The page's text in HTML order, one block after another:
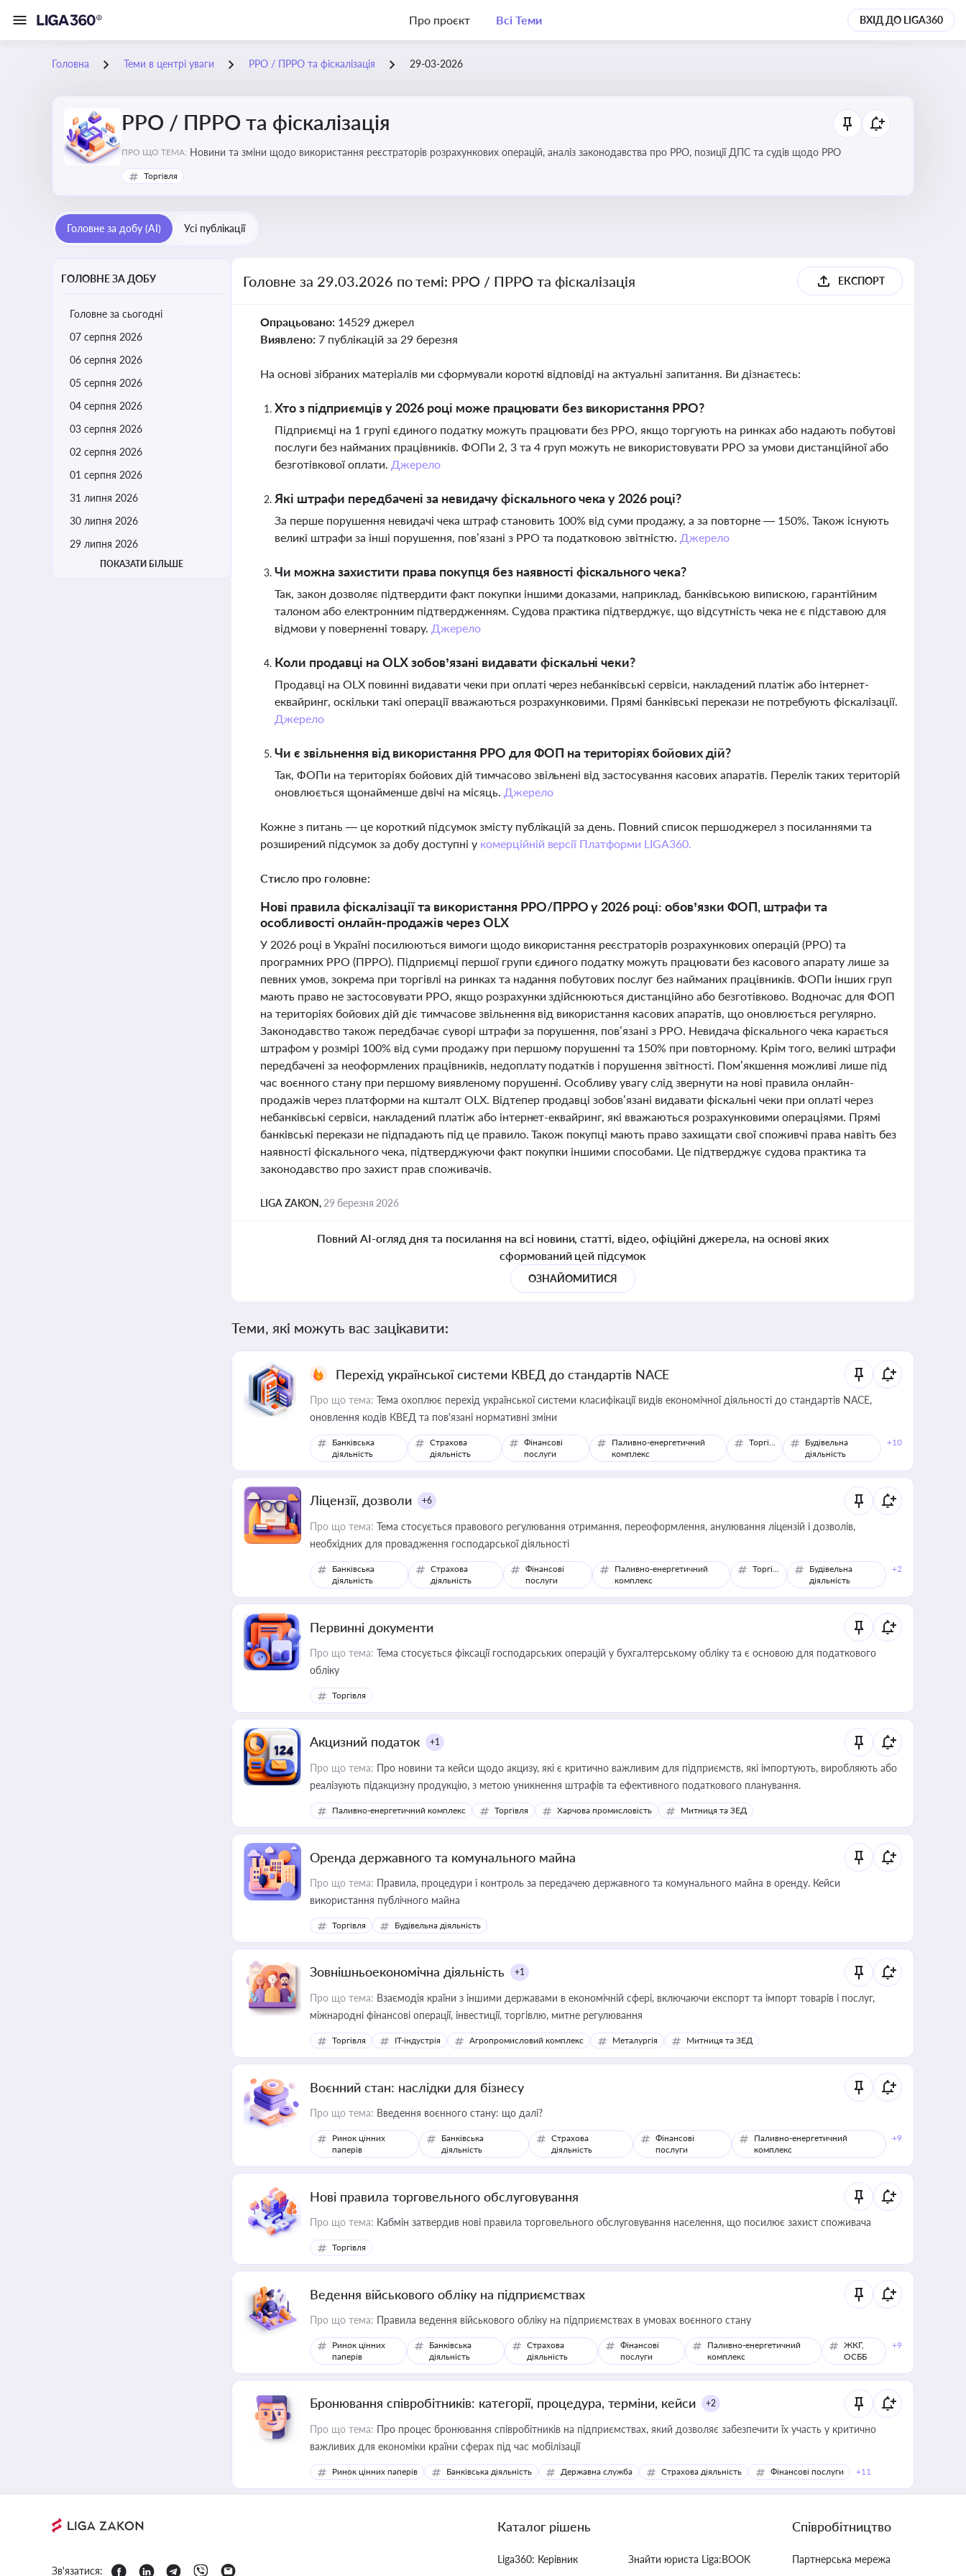
Про проєкт Всі Теми ВХІД ДО LIGA360
Головна Теми в центрі уваги РРО / ПРРО та фіскалізація 29-03-2026
РРО / ПРРО та фіскалізація
ПРО ЩО ТЕМА: Новини та зміни щодо використання реєстраторів розрахункових операцій, аналіз законодавства про РРО, позиції ДПС та судів щодо РРО
Торгівля
Головне за добу (AI) Усі публікації
ГОЛОВНЕ ЗА ДОБУ
Головне за сьогодні
07 серпня 2026
06 серпня 2026
05 серпня 2026
04 серпня 2026
03 серпня 2026
02 серпня 2026
01 серпня 2026
31 липня 2026
30 липня 2026
29 липня 2026
ПОКАЗАТИ БІЛЬШЕ
Головне за 29.03.2026 по темі: РРО / ПРРО та фіскалізація ЕКСПОРТ
Опрацьовано: 14529 джерел
Виявлено: 7 публікацій за 29 березня
На основі зібраних матеріалів ми сформували короткі відповіді на актуальні запитання. Ви дізнаєтесь:
Хто з підприємців у 2026 році може працювати без використання РРО?
Підприємці на 1 групі єдиного податку можуть працювати без РРО, якщо торгують на ринках або надають побутові
послуги без найманих працівників. ФОПи 2, 3 та 4 груп можуть не використовувати РРО за умови дистанційної або
безготівкової оплати. Джерело
Які штрафи передбачені за невидачу фіскального чека у 2026 році?
За перше порушення невидачі чека штраф становить 100% від суми продажу, а за повторне — 150%. Також існують
великі штрафи за інші порушення, пов’язані з РРО та податковою звітністю. Джерело
Чи можна захистити права покупця без наявності фіскального чека?
Так, закон дозволяє підтвердити факт покупки іншими доказами, наприклад, банківською випискою, гарантійним
талоном або електронним підтвердженням. Судова практика підтверджує, що відсутність чека не є підставою для
відмови у поверненні товару. Джерело
Коли продавці на OLX зобов’язані видавати фіскальні чеки?
Продавці на OLX повинні видавати чеки при оплаті через небанківські сервіси, накладений платіж або інтернет-
еквайринг, оскільки такі операції вважаються розрахунковими. Прямі банківські перекази не потребують фіскалізації.
Джерело
Чи є звільнення від використання РРО для ФОП на територіях бойових дій?
Так, ФОПи на територіях бойових дій тимчасово звільнені від застосування касових апаратів. Перелік таких територій
оновлюється щонайменше двічі на місяць. Джерело
Кожне з питань — це короткий підсумок змісту публікацій за день. Повний список першоджерел з посиланнями та
розширений підсумок за добу доступні у комерційній версії Платформи LIGA360.
Стисло про головне:
Нові правила фіскалізації та використання РРО/ПРРО у 2026 році: обов’язки ФОП, штрафи та
особливості онлайн-продажів через OLX
У 2026 році в Україні посилюються вимоги щодо використання реєстраторів розрахункових операцій (РРО) та
програмних РРО (ПРРО). Підприємці першої групи єдиного податку можуть працювати без касового апарату лише за
певних умов, зокрема при торгівлі на ринках та надання побутових послуг без найманих працівників. ФОПи інших груп
мають право не застосовувати РРО, якщо розрахунки здійснюються дистанційно або безготівково. Водночас для ФОП
на територіях бойових дій діє тимчасове звільнення від використання касових апаратів, що оновлюється регулярно.
Законодавство також передбачає суворі штрафи за порушення, пов’язані з РРО. Невидача фіскального чека карається
штрафом у розмірі 100% від суми продажу при першому порушенні та 150% при повторному. Крім того, великі штрафи
передбачені за неоформлених працівників, недоплату податків і порушення звітності. Пом’якшення можливі лише під
час воєнного стану при першому виявленому порушенні. Особливу увагу слід звернути на нові правила онлайн-
продажів через платформи на кшталт OLX. Відтепер продавці зобов’язані видавати фіскальні чеки при оплаті через
небанківські сервіси, накладений платіж або інтернет-еквайринг, які вважаються розрахунковими операціями. Прямі
банківські перекази не підпадають під це правило. Також покупці мають право захищати свої споживчі права навіть без
наявності фіскального чека, підтверджуючи факт покупки іншими способами. Це підтверджує судова практика та
законодавство про захист прав споживачів.
LIGA ZAKON, 29 березня 2026
Повний AI-огляд дня та посилання на всі новини, статті, відео, офіційні джерела, на основі яких
сформований цей підсумок
ОЗНАЙОМИТИСЯ
Теми, які можуть вас зацікавити:
Перехід української системи КВЕД до стандартів NACE
Про що тема: Тема охоплює перехід української системи класифікації видів економічної діяльності до стандартів NACE,
оновлення кодів КВЕД та пов'язані нормативні зміни
Банківська
діяльність
Страхова
діяльність
Фінансові
послуги
Паливно-енергетичний
комплекс
Торгівля
Будівельна
діяльність
+10
Ліцензії, дозволи +6
Про що тема: Тема стосується правового регулювання отримання, переоформлення, анулювання ліцензій і дозволів,
необхідних для провадження господарської діяльності
Банківська
діяльність
Страхова
діяльність
Фінансові
послуги
Паливно-енергетичний
комплекс
Торгівля
Будівельна
діяльність
+2
Первинні документи
Про що тема: Тема стосується фіксації господарських операцій у бухгалтерському обліку та є основою для податкового
обліку
Торгівля
Акцизний податок +1
Про що тема: Про новини та кейси щодо акцизу, які є критично важливим для підприємств, які імпортують, виробляють або
реалізують підакцизну продукцію, з метою уникнення штрафів та ефективного податкового планування.
Паливно-енергетичний комплекс Торгівля Харчова промисловість Митниця та ЗЕД
Оренда державного та комунального майна
Про що тема: Правила, процедури і контроль за передачею державного та комунального майна в оренду. Кейси
використання публічного майна
Торгівля Будівельна діяльність
Зовнішньоекономічна діяльність +1
Про що тема: Взаємодія країни з іншими державами в економічній сфері, включаючи експорт та імпорт товарів і послуг,
міжнародні фінансові операції, інвестиції, торгівлю, митне регулювання
Торгівля IT-індустрія Агропромисловий комплекс Металургія Митниця та ЗЕД
Воєнний стан: наслідки для бізнесу
Про що тема: Введення воєнного стану: що далі?
Ринок цінних
паперів
Банківська
діяльність
Страхова
діяльність
Фінансові
послуги
Паливно-енергетичний
комплекс
+9
Нові правила торговельного обслуговування
Про що тема: Кабмін затвердив нові правила торговельного обслуговування населення, що посилює захист споживача
Торгівля
Ведення військового обліку на підприємствах
Про що тема: Правила ведення військового обліку на підприємствах в умовах воєнного стану
Ринок цінних
паперів
Банківська
діяльність
Страхова
діяльність
Фінансові
послуги
Паливно-енергетичний
комплекс
ЖКГ,
ОСББ
+9
Бронювання співробітників: категорії, процедура, терміни, кейси +2
Про що тема: Про процес бронювання співробітників на підприємствах, який дозволяє забезпечити їх участь у критично
важливих для економіки країни сферах під час мобілізації
Ринок цінних паперів Банківська діяльність Державна служба Страхова діяльність Фінансові послуги +11
Зв'язатися:
Каталог рішень
Liga360: Керівник Знайти юриста Liga:BOOK
Співробітництво
Партнерська мережа